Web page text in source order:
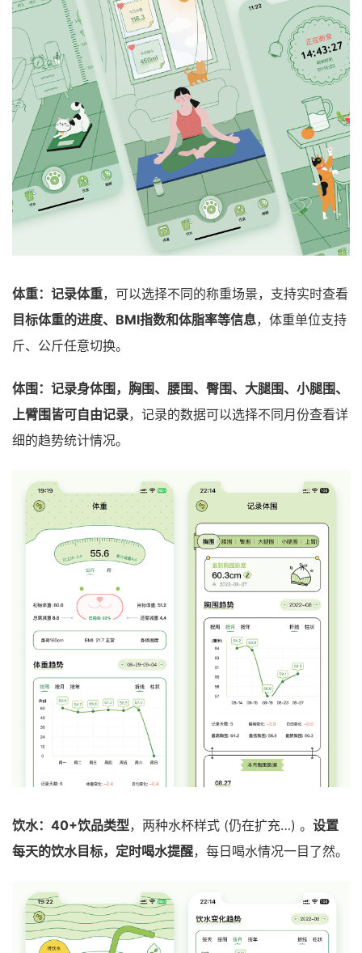
体重：记录体重，可以选择不同的称重场景，支持实时查看
目标体重的进度、BMI指数和体脂率等信息，体重单位支持
斤、公斤任意切换。
体围：记录身体围，胸围、腰围、臀围、大腿围、小腿围、
上臂围皆可自由记录，记录的数据可以选择不同月份查看详
细的趋势统计情况。
饮水：40+饮品类型，两种水杯样式 (仍在扩充…) 。 设置
每天的饮水目标，定时喝水提醒，每日喝水情况一目了然。